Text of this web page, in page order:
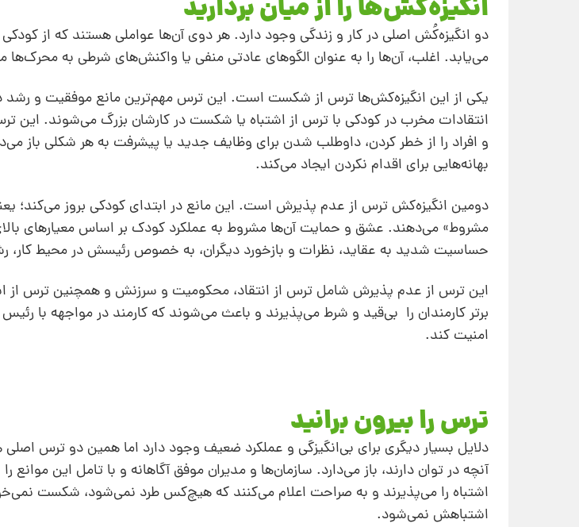
انگیزه‌کُش‌ها را از میان بردارید
دو انگیزه‌‌کُش اصلی در کار و زندگی وجود دارد. هر دوی آن‌ها عواملی هستند که از کودکی
می‌یابد. اغلب، آن‌ها را به عنوان الگوهای عادتی منفی یا واکنش‌های شرطی به محرک‌‌ها
یکی از این انگیزه‌کش‌ها ترس از شکست است. این ترس مهم‌ترین مانع موفقیت و رشد
انتقادات مخرب در کودکی با ترس از اشتباه یا شکست در کارشان بزرگ می‌شوند. این
و افراد را از خطر کردن، ‌داوطلب شدن برای وظایف جدید یا پیشرفت به هر شکلی باز
بهانه‌‌هایی برای اقدام نکردن ایجاد می‌کند.
دومین انگیزه‌کش ترس از عدم پذیرش است. این مانع در ابتدای کودکی بروز می‌کند؛
مشروط» می‌دهند. عشق و حمایت آن‌ها مشروط به عملکرد کودک بر اساس معیارهای
حساسیت شدید به عقاید، نظرات و بازخورد دیگران، ‌به خصوص رئیسش در محیط کار،
این ترس از عدم پذیرش شامل ترس از انتقاد،‌ محکومیت و سرزنش و همچنین ترس
برتر کارمندان را بی‌قید و شرط می‌پذیرند و باعث می‌شوند که کارمند در مواجهه با
امنیت کند.
ترس را بیرون برانید
دلایل بسیار دیگری برای بی‌انگیزگی و عملکرد ضعیف وجود دارد اما همین دو ترس اصلی
آنچه در توان دارند،‌ باز می‌دارد. سازمان‌ها و مدیران موفق آگاهانه و با تامل این موانع
اشتباه را می‌پذیرند و به صراحت اعلام می‌کنند که هیچ‌کس طرد نمی‌شود، شکست
اشتباهش نمی‌شود.